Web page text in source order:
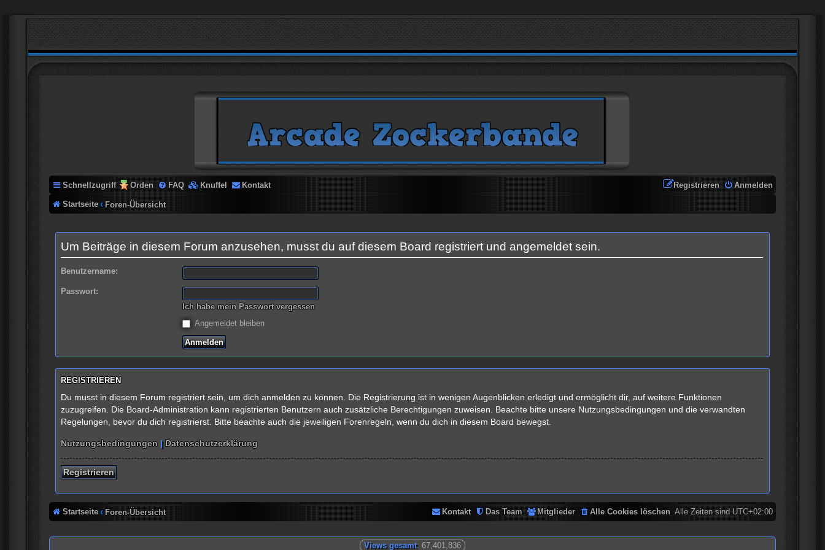
Schnellzugriff Orden FAQ Knuffel Kontakt Anmelden
Registrieren
Startseite Foren-Übersicht
Um Beiträge in diesem Forum anzusehen, musst du auf diesem Board registriert und angemeldet sein.
Benutzername:
Passwort:
Ich habe mein Passwort vergessen
Angemeldet bleiben
REGISTRIEREN
Du musst in diesem Forum registriert sein, um dich anmelden zu können. Die Registrierung ist in wenigen Augenblicken erledigt und ermöglicht dir, auf weitere Funktionen
zuzugreifen. Die Board-Administration kann registrierten Benutzern auch zusätzliche Berechtigungen zuweisen. Beachte bitte unsere Nutzungsbedingungen und die verwandten
Regelungen, bevor du dich registrierst. Bitte beachte auch die jeweiligen Forenregeln, wenn du dich in diesem Board bewegst.
Nutzungsbedingungen |Datenschutzerklärung
Registrieren
Startseite Foren-Übersicht Alle Zeiten sindUTC+02:00
Alle Cookies löschen
Mitglieder
Das Team
Kontakt
Views gesamt: 67,401,836